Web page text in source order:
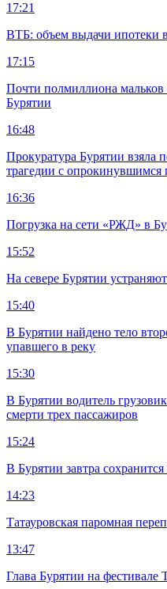
17:21
ВТБ: объем выдачи ипотеки
17:15
Почти полмиллиона мальков
Бурятии
16:48
Прокуратура Бурятии взяла
трагедии с опрокинувшимся
16:36
Погрузка на сети «РЖД» в
15:52
На севере Бурятии
15:40
В Бурятии найдено тело
упавшего в реку
15:30
В Бурятии водитель
смерти трех пассажиров
15:24
В Бурятии завтра
14:23
Татауровская паромная
13:47
Глава Бурятии на фестивале